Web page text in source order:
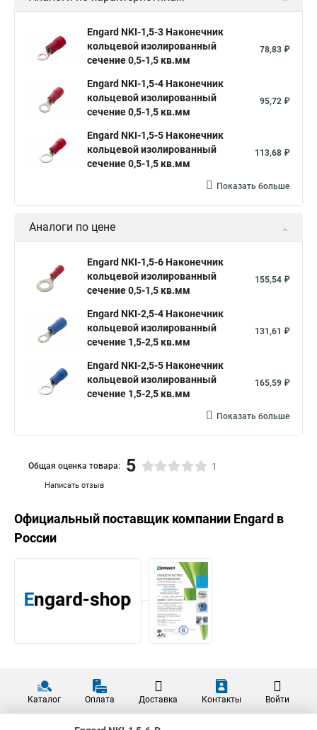
Engard NKI-1,5-3 Наконечник
кольцевой изолированный
сечение 0,5-1,5 кв.мм
78,83 ₽
Engard NKI-1,5-4 Наконечник
кольцевой изолированный
сечение 0,5-1,5 кв.мм
95,72 ₽
Engard NKI-1,5-5 Наконечник
кольцевой изолированный
сечение 0,5-1,5 кв.мм
113,68 ₽
Показать больше
Аналоги по цене
Engard NKI-1,5-6 Наконечник
кольцевой изолированный
сечение 0,5-1,5 кв.мм
155,54 ₽
Engard NKI-2,5-4 Наконечник
кольцевой изолированный
сечение 1,5-2,5 кв.мм
131,61 ₽
Engard NKI-2,5-5 Наконечник
кольцевой изолированный
сечение 1,5-2,5 кв.мм
165,59 ₽
Показать больше
Написать отзыв
Общая оценка товара: 5 1
Официальный поставщик компании Engard в
России
Каталог Оплата Доставка Контакты Войти